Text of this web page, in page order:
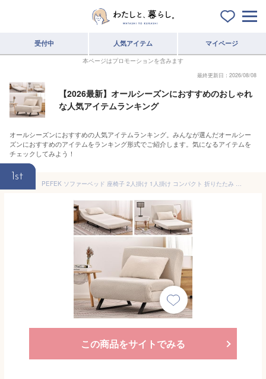
受付中 人気アイテム マイページ
本ページはプロモーションを含みます
最終更新日：2026/08/08
【2026最新】オールシーズンにおすすめのおしゃれ
な人気アイテムランキング
オールシーズンにおすすめの人気アイテムランキング。みんなが選んだオールシー
ズンにおすすめのアイテムをランキング形式でご紹介します。気になるアイテムを
チェックしてみよう！
1st
PEFEK ソファーベッド 座椅子 2人掛け 1人掛け コンパクト 折りたたみ 3WAY一人用 シングル ローソファー マットレス ソファーになる sofa bed single size (White 白 ホワイト)
この商品をサイトでみる